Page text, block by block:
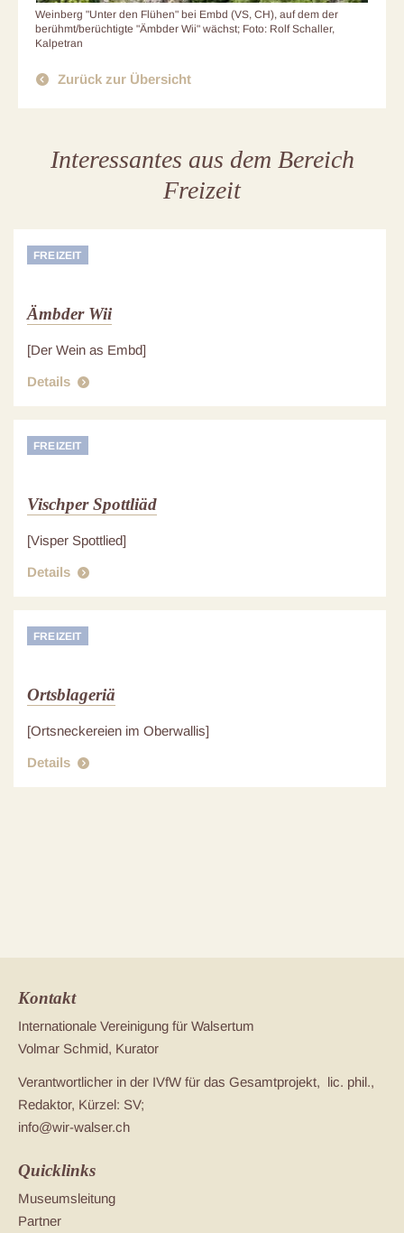
Weinberg "Unter den Flühen" bei Embd (VS, CH), auf dem der
berühmt/berüchtigte "Ämbder Wii" wächst; Foto: Rolf Schaller,
Kalpetran
Zurück zur Übersicht
Interessantes aus dem Bereich
Freizeit
FREIZEIT
Ämbder Wii
[Der Wein as Embd]
Details
FREIZEIT
Vischper Spottliäd
[Visper Spottlied]
Details
FREIZEIT
Ortsblageriä
[Ortsneckereien im Oberwallis]
Details
Kontakt
Internationale Vereinigung für Walsertum
Volmar Schmid, Kurator
Verantwortlicher in der IVfW für das Gesamtprojekt, lic. phil.,
Redaktor, Kürzel: SV;
info@wir-walser.ch
Quicklinks
Museumsleitung
Partner